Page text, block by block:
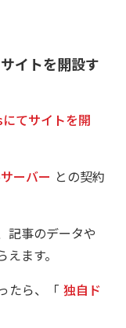
イトを開設す
てサイトを開
ーバー との契約
記事のデータや
ます。
たら、「 独自ド